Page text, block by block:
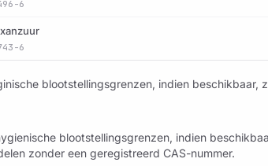
6
6
blootstellingsgrenzen, indien beschikbaar,
blootstellingsgrenzen, indien
zonder een geregistreerd CAS-nummer.